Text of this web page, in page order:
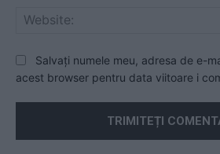
Salvați numele meu, adresa de e-
acest browser pentru data viitoare i